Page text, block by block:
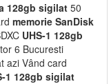
128gb sigilat 50
memorie SanDisk
UHS-1 128gb
6 Bucuresti
azi Vând card
1 128gb sigilat